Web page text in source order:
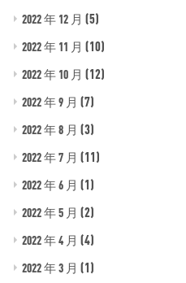
2022 年 12 月 (5)
2022 年 11 月 (10)
2022 年 10 月 (12)
2022 年 9 月 (7)
2022 年 8 月 (3)
2022 年 7 月 (11)
2022 年 6 月 (1)
2022 年 5 月 (2)
2022 年 4 月 (4)
2022 年 3 月 (1)